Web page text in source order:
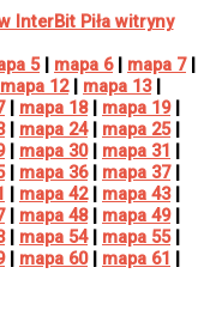
5| mapa 6| mapa 7|
mapa 12| mapa 13|
| mapa 18| mapa 19|
| mapa 24| mapa 25|
| mapa 30| mapa 31 |
| mapa 36| mapa 37|
| mapa 42| mapa 43|
| mapa 48| mapa 49|
| mapa 54| mapa 55|
| mapa 60| mapa 61 |